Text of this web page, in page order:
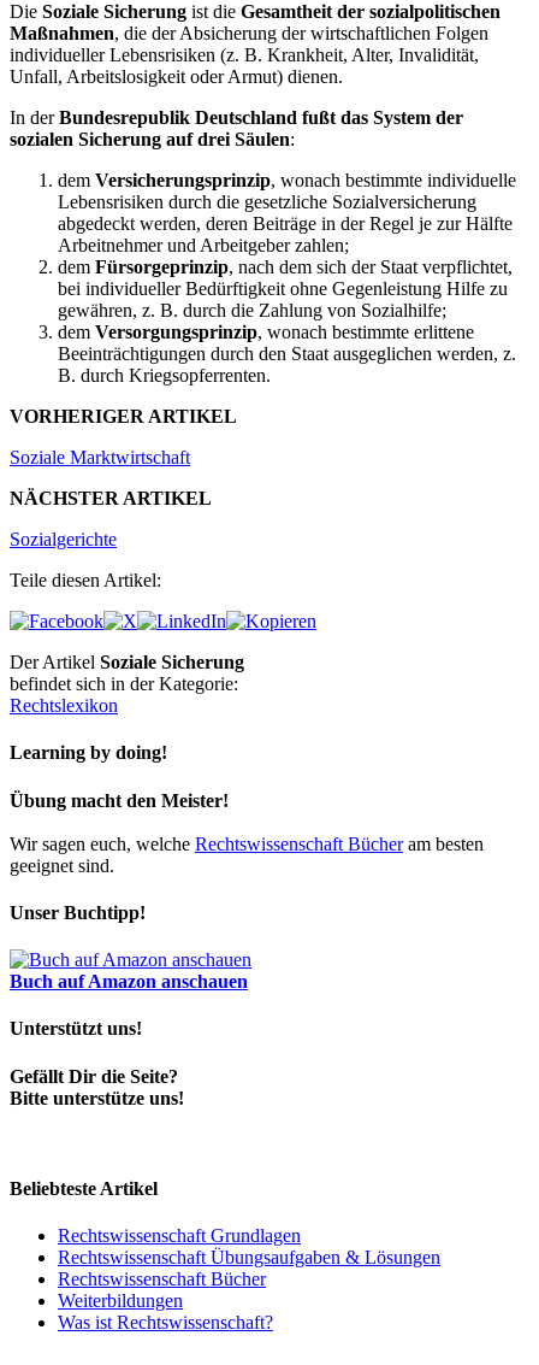
Die Soziale Sicherung ist die Gesamtheit der sozialpolitischen
Maßnahmen, die der Absicherung der wirtschaftlichen Folgen
individueller Lebensrisiken (z. B. Krankheit, Alter, Invalidität,
Unfall, Arbeitslosigkeit oder Armut) dienen.
In derBundesrepublik Deutschland fußt das System der
sozialen Sicherung auf drei Säulen:
dem Versicherungsprinzip, wonach bestimmte individuelle
Lebensrisiken durch die gesetzliche Sozialversicherung
abgedeckt werden, deren Beiträge in der Regel je zur Hälfte
Arbeitnehmer und Arbeitgeber zahlen;
dem Fürsorgeprinzip, nach dem sich der Staat verpflichtet,
bei individueller Bedürftigkeit ohne Gegenleistung Hilfe zu
gewähren, z. B. durch die Zahlung von Sozialhilfe;
dem Versorgungsprinzip, wonach bestimmte erlittene
Beeinträchtigungen durch den Staat ausgeglichen werden, z.
B. durch Kriegsopferrenten.
VORHERIGER ARTIKEL
Soziale Marktwirtschaft
NÄCHSTER ARTIKEL
Sozialgerichte
Teile diesen Artikel:
Der Artikel Soziale Sicherung
befindet sich in der Kategorie:
Rechtslexikon
Learning by doing!
Übung macht den Meister!
Wir sagen euch, welche Rechtswissenschaft Bücheram besten
geeignet sind.
Unser Buchtipp!
Buch auf Amazon anschauen
Unterstützt uns!
Gefällt Dir die Seite?
Bitte unterstütze uns!
Beliebteste Artikel
Rechtswissenschaft Grundlagen
Rechtswissenschaft Übungsaufgaben & Lösungen
Rechtswissenschaft Bücher
Weiterbildungen
Was ist Rechtswissenschaft?